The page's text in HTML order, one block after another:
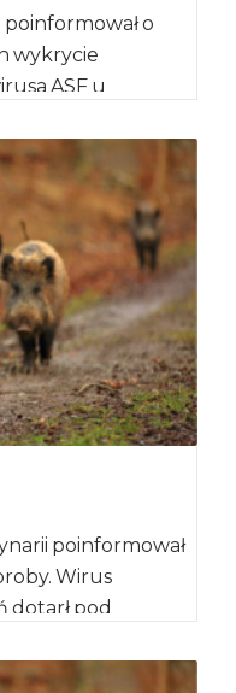
o
wykrycie
ASF u
poinformował
Wirus
dotarł pod